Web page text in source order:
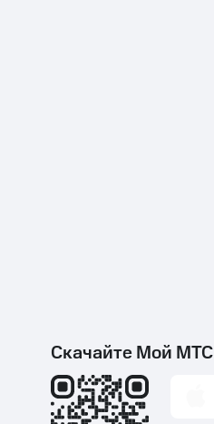
Скачайте Мой МТС